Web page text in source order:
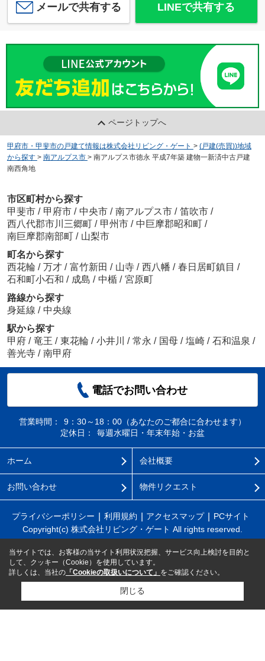
メールで共有する LINEで共有する
ページトップへ
甲府市・甲斐市の戸建て情報は株式会社リビング・ゲート > (戸建(売買))地域
から探す > 南アルプス市 > 南アルプス市徳永 平成7年築 建物一新済中古戸建
南西角地
市区町村から探す
甲斐市 / 甲府市 / 中央市 / 南アルプス市 / 笛吹市 /
西八代郡市川三郷町 / 甲州市 / 中巨摩郡昭和町 /
南巨摩郡南部町 / 山梨市
町名から探す
西花輪 / 万才 / 富竹新田 / 山寺 / 西八幡 / 春日居町鎮目 /
石和町小石和 / 成島 / 中楯 / 宮原町
路線から探す
身延線 / 中央線
駅から探す
甲府 / 竜王 / 東花輪 / 小井川 / 常永 / 国母 / 塩崎 / 石和温泉 /
善光寺 / 南甲府
電話でお問い合わせ
営業時間：
9：30～18：00（あなたのご都合に合わせます）
定休日：
毎週水曜日・年末年始・お盆
ホーム 会社概要
お問い合わせ 物件リクエスト
プライバシーポリシー 利用規約 アクセスマップ
PCサイト
Copyright(c) 株式会社リビング・ゲート All rights reserved.
当サイトでは、お客様の当サイト利用状況把握、サービス向上検討を目的と
して、クッキー（Cookie）を使用しています。
詳しくは、当社の 「Cookieの取扱いについて」 をご確認ください。
閉じる